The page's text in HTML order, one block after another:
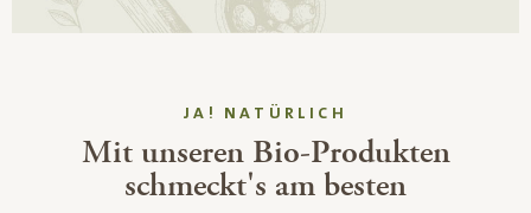
JA! NATÜRLICH
Mit unseren Bio-Produkten
schmeckt's am besten